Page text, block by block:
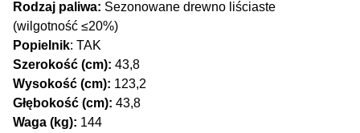
Rodzaj paliwa: Sezonowane drewno liściaste
(wilgotność ≤20%)
Popielnik: TAK
Szerokość (cm): 43,8
Wysokość (cm): 123,2
Głębokość (cm): 43,8
Waga (kg): 144